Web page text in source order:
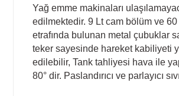
Yağ emme makinaları
edilmektedir. 9 Lt cam bölüm ve 60
etrafında bulunan metal çubuklar
teker sayesinde hareket kabiliyeti
edilebilir, Tank tahliyesi hava ile
80° dir. Paslandırıcı ve parlayıcı